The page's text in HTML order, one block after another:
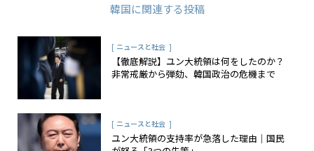
韓国に関連する投稿
[ ニュースと社会 ]
【徹底解説】ユン大統領は何をしたのか？
非常戒厳から弾劾、韓国政治の危機まで
[ ニュースと社会 ]
ユン大統領の支持率が急落した理由｜国民